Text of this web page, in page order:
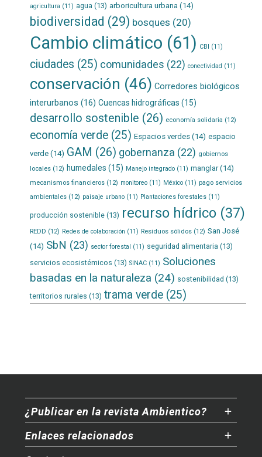
agricultura (11) agua (13) arboricultura urbana (14)
biodiversidad (29) bosques (20)
Cambio climático (61) CBI (11)
ciudades (25) comunidades (22) conectividad (11)
conservación (46) Corredores biológicos
interurbanos (16) Cuencas hidrográficas (15)
desarrollo sostenible (26) economía solidaria (12)
economía verde(25) Espacios verdes(14) espacio
verde(14) GAM (26) gobernanza (22) gobiernos
locales(12) humedales (15) Manejo integrado(11) manglar(14)
mecanismos financieros(12) monitoreo(11) México(11) pago servicios
ambientales(12) paisaje urbano(11) Plantaciones forestales(11)
producción sostenible(13) recurso hídrico(37)
REDD (12) Redes de colaboración (11) Residuos sólidos(12) San José
(14) SbN (23) sector forestal (11) seguridad alimentaria (13)
servicios ecosistémicos (13) SINAC(11) Soluciones
basadas en la naturaleza (24) sostenibilidad (13)
territorios rurales (13) trama verde(25)
¿Publicar en la revista Ambientico?
Enlaces relacionados